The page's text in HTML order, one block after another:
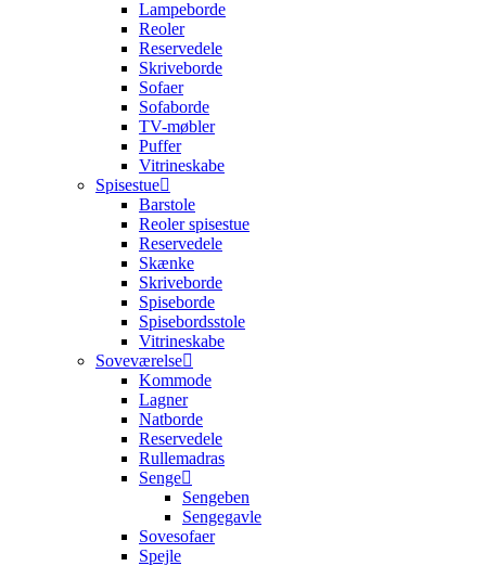
Lampeborde
Reoler
Reservedele
Skriveborde
Sofaer
Sofaborde
TV-møbler
Puffer
Vitrineskabe
Spisestue
Barstole
Reoler spisestue
Reservedele
Skænke
Skriveborde
Spiseborde
Spisebordsstole
Vitrineskabe
Soveværelse
Kommode
Lagner
Natborde
Reservedele
Rullemadras
Senge
Sengeben
Sengegavle
Sovesofaer
Spejle